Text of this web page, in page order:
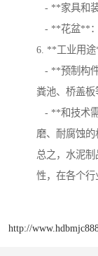
- **家具和
- **花盆**：
6. **工业用途
- **预制构
粪池、桥盖板
- **和技术
磨、耐腐蚀的
总之，水泥
性，在各个行
http://